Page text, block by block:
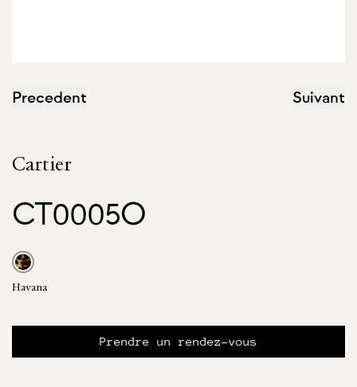
Precedent Suivant
Cartier
CT0005O
Havana
Prendre un rendez-vous